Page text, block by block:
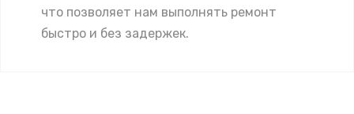
что позволяет нам выполнять ремонт
быстро и без задержек.